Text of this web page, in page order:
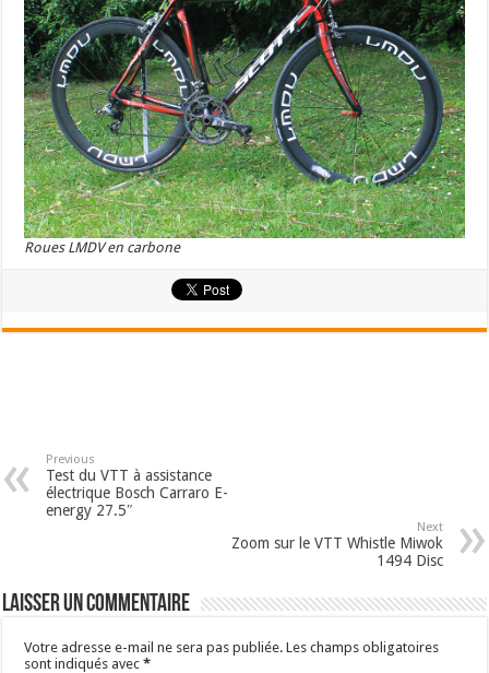
Roues LMDV en carbone
Previous
Test du VTT à assistance
électrique Bosch Carraro E-
energy 27.5″
Next
Zoom sur le VTT Whistle Miwok
1494 Disc
Laisser un commentaire
Votre adresse e-mail ne sera pas publiée. Les champs obligatoires
sont indiqués avec*